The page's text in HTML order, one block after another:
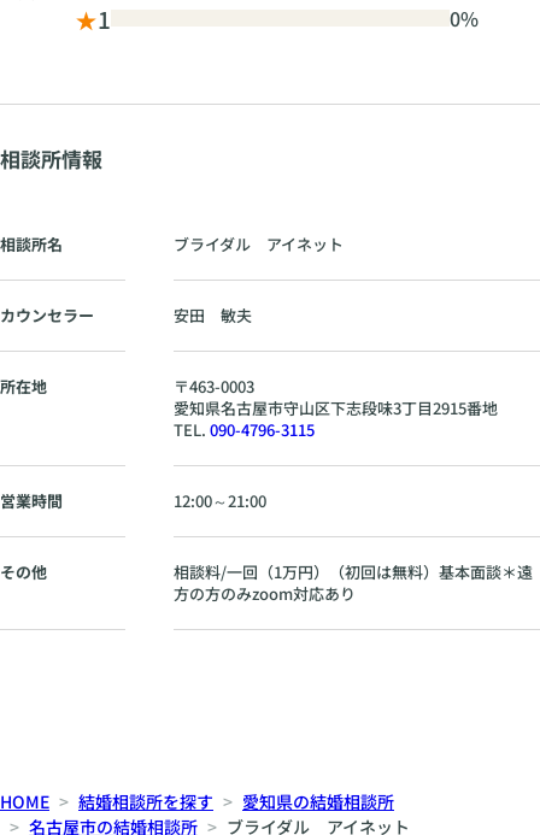
★1 0%
相談所情報
相談所名 ブライダル アイネット
カウンセラー 安田 敏夫
所在地 〒463-0003
愛知県名古屋市守山区下志段味3丁目2915番地
TEL. 090-4796-3115
営業時間 12:00～21:00
その他
相談料/一回（1万円）（初回は無料）基本面談＊遠
方の方のみzoom対応あり
HOME 結婚相談所を探す
愛知県の結婚相談所
名古屋市の結婚相談所
ブライダル アイネット